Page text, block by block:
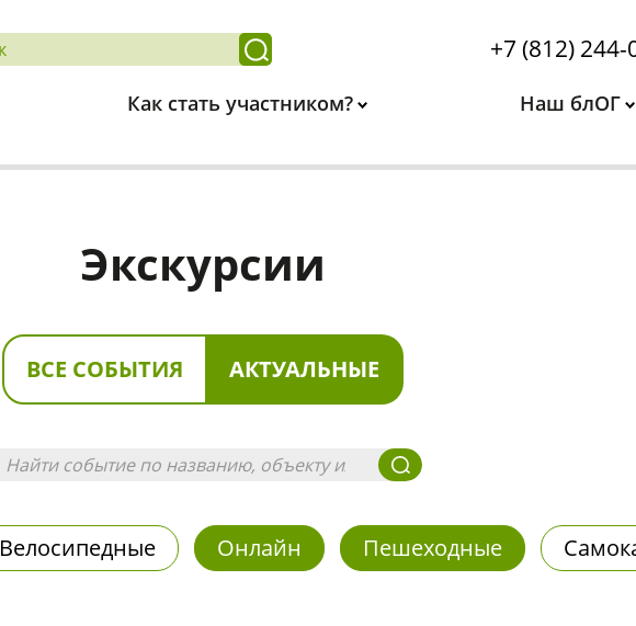
+7 (812) 244-
Как стать участником? Наш блОГ
Экскурсии
ВСЕ СОБЫТИЯ АКТУАЛЬНЫЕ
Велосипедные Онлайн Пешеходные